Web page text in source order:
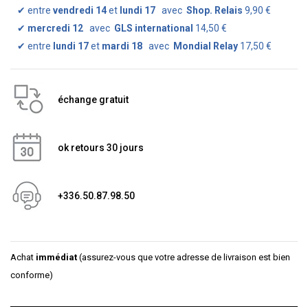
✔ entre vendredi 14et lundi 17 avec Shop. Relais 9,90 €
✔ mercredi 12 avec GLS international 14,50 €
✔ entre lundi 17et mardi 18 avec Mondial Relay 17,50 €
échange gratuit
ok retours 30 jours
+336.50.87.98.50
Achat immédiat (assurez-vous que votre adresse de livraison est bien
conforme)